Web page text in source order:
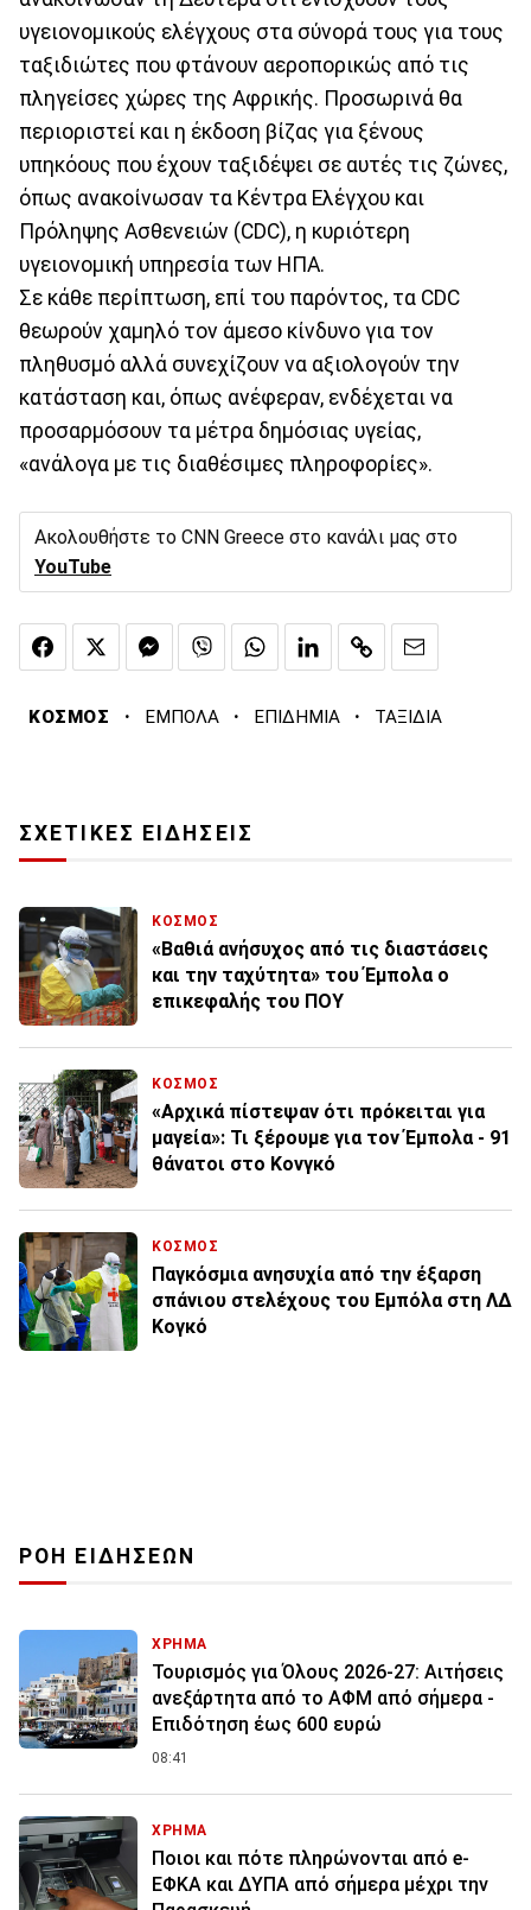
υγειονομικούς ελέγχους στα σύνορά τους για τους
ταξιδιώτες που φτάνουν αεροπορικώς από τις
πληγείσες χώρες της Αφρικής. Προσωρινά θα
περιοριστεί και η έκδοση βίζας για ξένους
υπηκόους που έχουν ταξιδέψει σε αυτές τις ζώνες,
όπως ανακοίνωσαν τα Κέντρα Ελέγχου και
Πρόληψης Ασθενειών (CDC), η κυριότερη
υγειονομική υπηρεσία των ΗΠΑ.
Σε κάθε περίπτωση, επί του παρόντος, τα CDC
θεωρούν χαμηλό τον άμεσο κίνδυνο για τον
πληθυσμό αλλά συνεχίζουν να αξιολογούν την
κατάσταση και, όπως ανέφεραν, ενδέχεται να
προσαρμόσουν τα μέτρα δημόσιας υγείας,
«ανάλογα με τις διαθέσιμες πληροφορίες».
Ακολουθήστε το CNN Greece στο κανάλι μας στο
YouTube
ΚΟΣΜΟΣ · ΕΜΠΟΛΑ · ΕΠΙΔΗΜΙΑ · ΤΑΞΙΔΙΑ
ΣΧΕΤΙΚΕΣ ΕΙΔΗΣΕΙΣ
ΚΟΣΜΟΣ
«Βαθιά ανήσυχος από τις διαστάσεις
και την ταχύτητα» του Έμπολα o
επικεφαλής του ΠΟΥ
ΚΟΣΜΟΣ
«Αρχικά πίστεψαν ότι πρόκειται για
μαγεία»: Τι ξέρουμε για τον Έμπολα - 91
θάνατοι στο Κονγκό
ΚΟΣΜΟΣ
Παγκόσμια ανησυχία από την έξαρση
σπάνιου στελέχους του Εμπόλα στη ΛΔ
Κογκό
ΡΟΗ ΕΙΔΗΣΕΩΝ
ΧΡΗΜΑ
Τουρισμός για Όλους 2026-27: Αιτήσεις
ανεξάρτητα από το ΑΦΜ από σήμερα -
Επιδότηση έως 600 ευρώ
08:41
ΧΡΗΜΑ
Ποιοι και πότε πληρώνονται από e-
ΕΦΚΑ και ΔΥΠΑ από σήμερα μέχρι την